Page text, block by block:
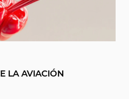
LA AVIACIÓN